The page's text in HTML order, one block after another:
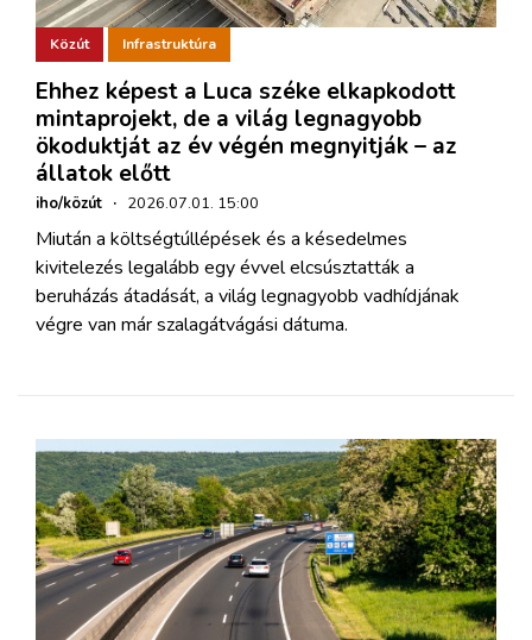
Közút Infrastruktúra
Ehhez képest a Luca széke elkapkodott
mintaprojekt, de a világ legnagyobb
ökoduktját az év végén megnyitják – az
állatok előtt
iho/közút · 2026.07.01. 15:00
Miután a költségtúllépések és a késedelmes
kivitelezés legalább egy évvel elcsúsztatták a
beruházás átadását, a világ legnagyobb vadhídjának
végre van már szalagátvágási dátuma.